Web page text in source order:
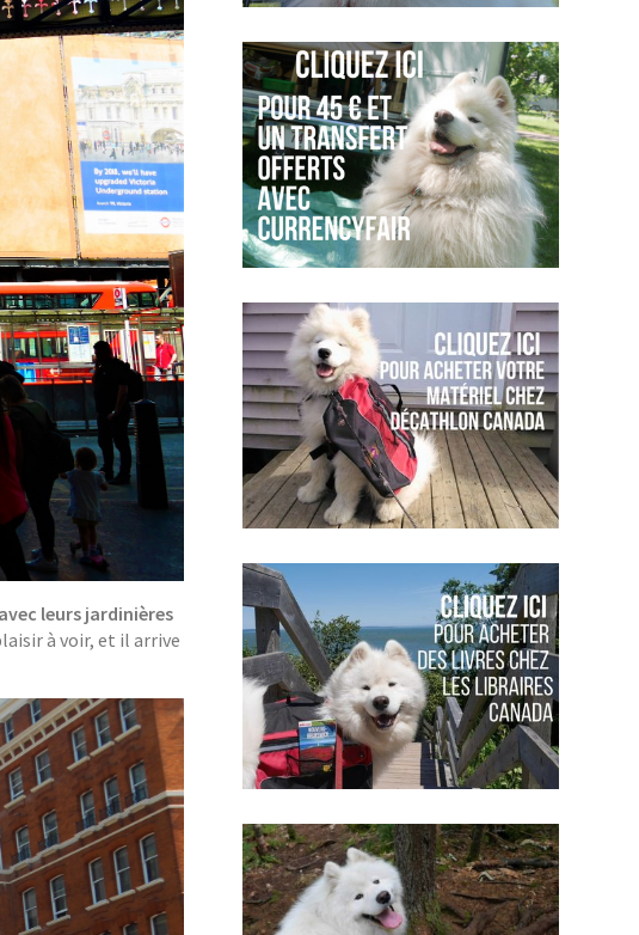
leurs jardinières
à voir, et il arrive